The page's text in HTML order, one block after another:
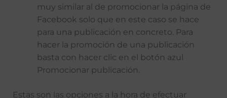
muy similar al de promocionar la página de
Facebook solo que en este caso se hace
para una publicación en concreto. Para
hacer la promoción de una publicación
basta con hacer clic en el botón azul
Promocionar publicación.
Estas son las opciones a la hora de efectuar